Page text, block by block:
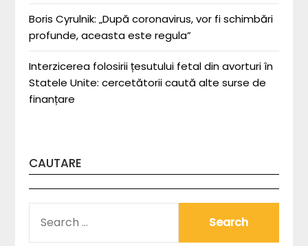
Boris Cyrulnik: „După coronavirus, vor fi schimbări
profunde, aceasta este regula”
Interzicerea folosirii țesutului fetal din avorturi în
Statele Unite: cercetătorii caută alte surse de
finanțare
CAUTARE
FOR: